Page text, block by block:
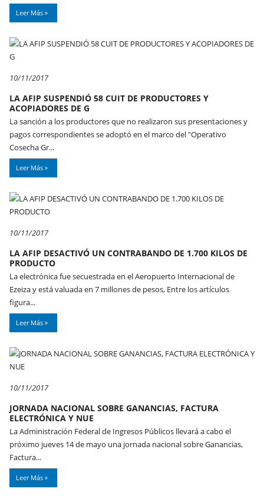
Leer Más
10/11/2017
LA AFIP SUSPENDIÓ 58 CUIT DE PRODUCTORES Y
ACOPIADORES DE G
La sanción a los productores que no realizaron sus presentaciones y
pagos correspondientes se adoptó en el marco del "Operativo
Cosecha Gr...
Leer Más
10/11/2017
LA AFIP DESACTIVÓ UN CONTRABANDO DE 1.700 KILOS DE
PRODUCTO
La electrónica fue secuestrada en el Aeropuerto Internacional de
Ezeiza y está valuada en 7 millones de pesos, Entre los artículos
figura...
Leer Más
10/11/2017
JORNADA NACIONAL SOBRE GANANCIAS, FACTURA
ELECTRÓNICA Y NUE
La Administración Federal de Ingresos Públicos llevará a cabo el
próximo jueves 14 de mayo una jornada nacional sobre Ganancias,
Factura...
Leer Más